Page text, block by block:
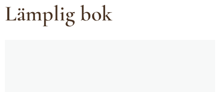
Lämplig bok